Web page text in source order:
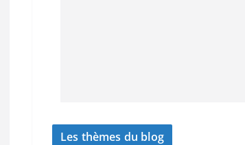
Les thèmes du blog